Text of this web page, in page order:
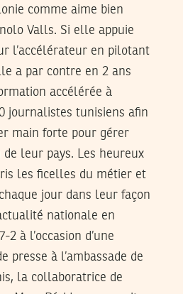
comme aime bien
Valls. Si elle appuie
l’accélérateur en pilotant
a par contre en 2 ans
accélérée à
journalistes tunisiens afin
main forte pour gérer
de leur pays. Les heureux
les ficelles du métier et
jour dans leur façon
nationale en
2 à l’occasion d’une
presse à l’ambassade de
la collaboratrice de